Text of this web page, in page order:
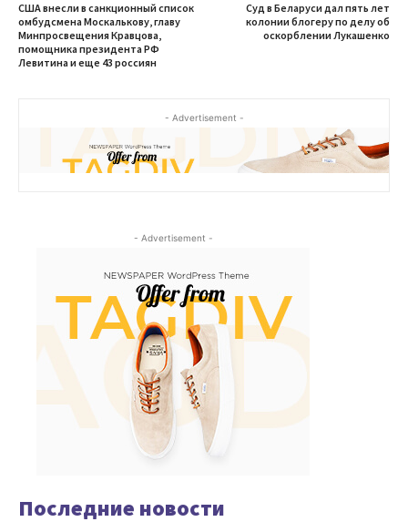
США внесли в санкционный список
омбудсмена Москалькову, главу
Минпросвещения Кравцова,
помощника президента РФ
Левитина и еще 43 россиян
Суд в Беларуси дал пять лет
колонии блогеру по делу об
оскорблении Лукашенко
- Advertisement -
- Advertisement -
Последние новости